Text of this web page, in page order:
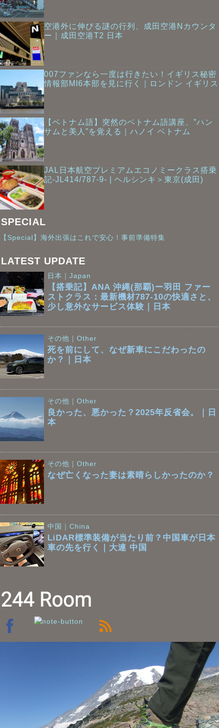
空港外に伸びる謎の行列、成田空港Nカウンタ
ー｜成田空港T2 日本
007ファンなら一度は行きたい！イギリス秘密
情報部MI6本部を見に行く｜ロンドン イギリス
【ベトナム語】突然のベトナム語講座、”ハン
サムと美人”を覚える｜ハノイ ベトナム
JAL日本航空プレミアムエコノミークラス搭乗
記-JL414/787-9- | ヘルシンキ＞東京(成田)
SPECIAL
【Special】海外出張はこれで安心！事前準備特集
LATEST UPDATE
日本｜Japan
【搭乗記】ANA 沖縄(那覇)ー羽田 ファー
ストクラス：最新機材787-10の快適さと、
少し意外なサービス体験｜日本
その他｜Other
死を前にして、なぜ新車にこだわったの
か？｜日本
その他｜Other
良かった、悪かった？2025年反省会。｜日
本
その他｜Other
なぜ亡くなった妻は素晴らしかったのか？
中国｜China
LiDAR標準装備が当たり前？中国車が日本
車の先を行く｜大連 中国